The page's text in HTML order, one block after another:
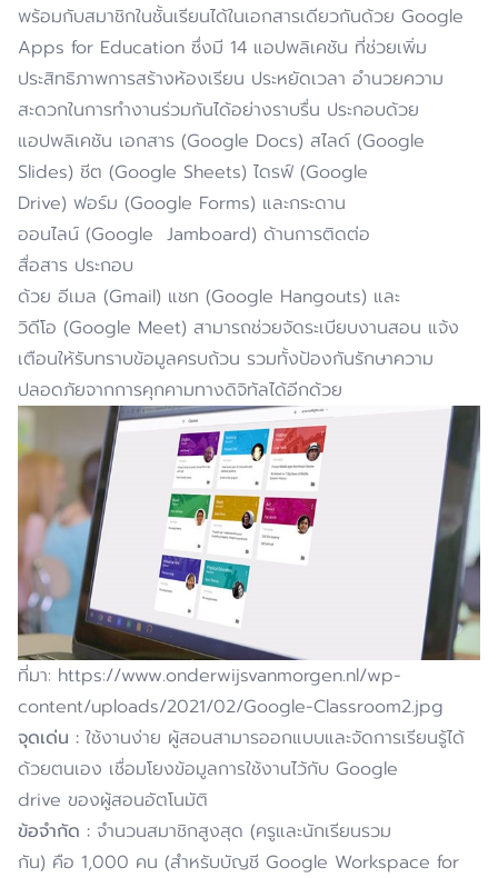
พร้อมกับสมาชิกในชั้นเรียนได้ในเอกสารเดียวกันด้วย Google
Apps for Education ซึ่งมี 14 แอปพลิเคชัน ที่ช่วยเพิ่ม
ประสิทธิภาพการสร้างห้องเรียน ประหยัดเวลา อำนวยความ
สะดวกในการทำงานร่วมกันได้อย่างราบรื่น ประกอบด้วย
แอปพลิเคชัน เอกสาร (Google Docs) สไลด์ (Google
Slides) ชีต (Google Sheets) ไดรฟ์ (Google
Drive) ฟอร์ม (Google Forms) และกระดาน
ออนไลน์ (Google Jamboard) ด้านการติดต่อ
สื่อสาร ประกอบ
ด้วย อีเมล (Gmail) แชท (Google Hangouts) และ
วิดีโอ (Google Meet) สามารถช่วยจัดระเบียบงานสอน แจ้ง
เตือนให้รับทราบข้อมูลครบถ้วน รวมทั้งป้องกันรักษาความ
ปลอดภัยจากการคุกคามทางดิจิทัลได้อีกด้วย
ที่มา: https://www.onderwijsvanmorgen.nl/wp-
content/uploads/2021/02/Google-Classroom2.jpg
จุดเด่น : ใช้งานง่าย ผู้สอนสามารออกแบบและจัดการเรียนรู้ได้
ด้วยตนเอง เชื่อมโยงข้อมูลการใช้งานไว้กับ Google
drive ของผู้สอนอัตโนมัติ
ข้อจำกัด : จำนวนสมาชิกสูงสุด (ครูและนักเรียนรวม
กัน) คือ 1,000 คน (สำหรับบัญชี Google Workspace for